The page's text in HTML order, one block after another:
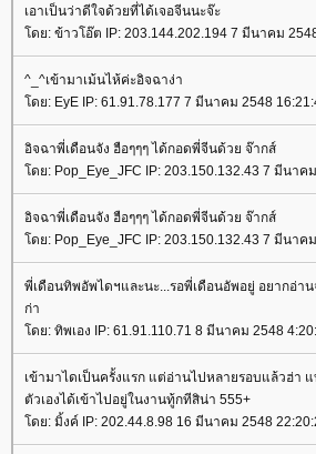
เอาเป็นว่าดีใจด้วยที่ได้เจอจีนนะจ๊ะ
ดย: ข้าวโอ๊ต IP: 203.144.202.194 7 มีนาคม
^_^เข้ามาเม้นไห้ค่ะอิจฉาง่า
ดย: EyE IP: 61.91.78.177 7 มีนาคม 2548
อิจฉาพี่เดือนจัง ฮือๆๆๆ ได้กอดพี่จีนด้วย จ๊ากส์
ดย: Pop_Eye_JFC IP: 203.150.132.43 7 มีนาค
อิจฉาพี่เดือนจัง ฮือๆๆๆ ได้กอดพี่จีนด้วย จ๊ากส์
ดย: Pop_Eye_JFC IP: 203.150.132.43 7 มีนาค
พี่เดือนทิพอัพไดฯและนะ...รอพี่เดือนอัพอยู่ อยากอ่าน
ก่า
ดย: ทิพเอง IP: 61.91.110.71 8 มีนาคม 2548
เข้ามาไดเป็นครั้งแรก แต่อ่านไปหลายรอบแล้วฮ่า
ตัวเองได้เข้าไปอยู่ในงานทู้กทีสิน่า 555+
ดย: มิ้งค์ IP: 202.44.8.98 16 มีนาคม 2548